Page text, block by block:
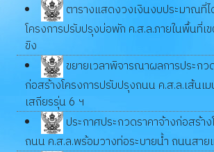
ตารางแสดงวงเงินงบประมาณที่
โครงการปรับปรุงบ่อพัก ค.ส.ล.ภายในพื้นที่เ
ขิง
ขยายเวลาพิจารณาผลการประกว
ก่อสร้างโครงการปรับปรุงถนน ค.ส.ล.เส้นเ
เสถียรรุ่น 6 ฯ
ประกาศประกวดราคาจ้างก่อสร้า
ถนน ค.ส.ล.พร้อมวางท่อระบายน้ำ ถนนสาย